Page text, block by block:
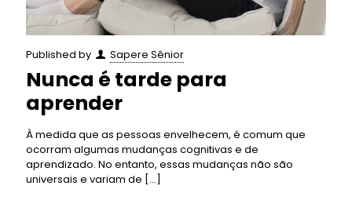
Published by Sapere Sênior
Nunca é tarde para
aprender
À medida que as pessoas envelhecem, é comum que
ocorram algumas mudanças cognitivas e de
aprendizado. No entanto, essas mudanças não são
universais e variam de […]